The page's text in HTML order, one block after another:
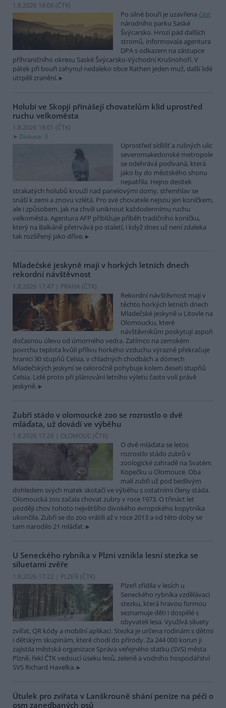
1.8.2026 18:06 (ČTK)
Po silné bouři je uzavřena část
národního parku Saské
Švýcarsko. Hrozí pád dalších
stromů, informovala agentura
DPA s odkazem na zástupce
příhraničního okresu Saské Švýcarsko-Východní Krušnohoří. V
pátek při bouři zahynul nedaleko obce Rathen jeden muž, další lidé
utrpěli zranění.
Holubi ve Skopji přinášejí chovatelům klid uprostřed
ruchu velkoměsta
1.8.2026 18:01 (ČTK)
Diskuse: 3
Uprostřed sídlišť a rušných ulic
severomakedonské metropole
se odehrává podívaná, která
jako by do městského shonu
nepatřila. Hejno desítek
strakatých holubů krouží nad panelovými domy, střemhlav se
snáší k zemi a znovu vzlétá. Pro své chovatele nejsou jen koníčkem,
ale i způsobem, jak na chvíli uniknout každodennímu ruchu
velkoměsta. Agentura AFP přibližuje příběh tradičního koníčku,
který na Balkáně přetrvává po staletí, i když dnes už není zdaleka
tak rozšířený jako dříve.
Mladečské jeskyně mají v horkých letních dnech
rekordní návštěvnost
1.8.2026 17:47 | PRAHA (ČTK)
Rekordní návštěvnost mají v
těchto horkých letních dnech
Mladečské jeskyně u Litovle na
Olomoucku, které
návštěvníkům poskytují aspoň
dočasnou úlevu od úmorného vedra. Zatímco na zemském
povrchu teplota kvůli přílivu horkého vzduchu výrazně překračuje
hranici 30 stupňů Celsia, v chladných chodbách a dómech
Mladečských jeskyní se celoročně pohybuje kolem deseti stupňů
Celsia. Lidé proto při plánování letního výletu často volí právě
jeskyně.
Zubří stádo v olomoucké zoo se rozrostlo o dvě
mláďata, už dovádí ve výběhu
1.8.2026 17:28 | OLOMOUC (ČTK)
O dvě mláďata se letos
rozrostlo stádo zubrů v
zoologické zahradě na Svatém
Kopečku u Olomouce. Oba
malí zubři už pod bedlivým
dohledem svých matek skotačí ve výběhu s ostatními členy stáda.
Olomoucká zoo začala chovat zubry v roce 1973. O třináct let
později chov tohoto největšího divokého evropského kopytníka
ukončila. Zubři se do zoo vrátili až v roce 2013 a od této doby se
tam narodilo 21 mláďat.
U Seneckého rybníka v Plzni vznikla lesní stezka se
siluetami zvěře
1.8.2026 17:22 | PLZEŇ (ČTK)
Plzeň zřídila v lesích u
Seneckého rybníka vzdělávací
stezku, která hravou formou
seznamuje děti i dospělé s
obyvateli lesa. Využívá siluety
zvířat, QR kódy a mobilní aplikaci. Stezka je určena rodinám s dětmi
i dětským skupinám, které chodí do přírody. Za 244 000 korun ji
zajistila městská organizace Správa veřejného statku (SVS) města
Plzně, řekl ČTK vedoucí úseku lesů, zeleně a vodního hospodářství
SVS Richard Havelka.
Útulek pro zvířata v Lanškrouně shání peníze na péči o
osm zanedbaných psů